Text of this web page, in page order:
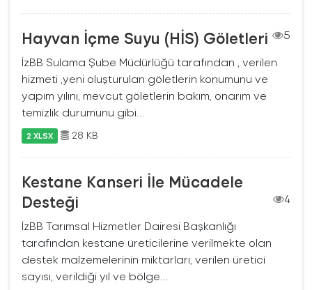
Hayvan İçme Suyu (HİS) Göletleri
5
İzBB Sulama Şube Müdürlüğü tarafından , verilen
hizmeti ,yeni oluşturulan göletlerin konumunu ve
yapım yılını, mevcut göletlerin bakım, onarım ve
temizlik durumunu gibi...
2 XLSX 28 KB
Kestane Kanseri İle Mücadele
Desteği
4
İzBB Tarımsal Hizmetler Dairesi Başkanlığı
tarafından kestane üreticilerine verilmekte olan
destek malzemelerinin miktarları, verilen üretici
sayısı, verildiği yıl ve bölge...